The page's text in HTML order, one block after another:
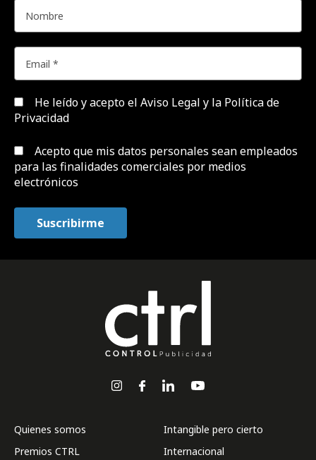
He leído y acepto el Aviso Legal y la Política de
Privacidad
Acepto que mis datos personales sean empleados
para las finalidades comerciales por medios
electrónicos
Quienes somos
Premios CTRL
Intangible pero cierto
Internacional